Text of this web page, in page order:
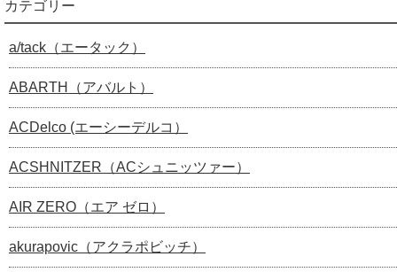
カテゴリー
a/tack（エータック）
ABARTH（アバルト）
ACDelco (エーシーデルコ）
ACSHNITZER（ACシュニッツァー）
AIR ZERO（エア ゼロ）
akurapovic（アクラポビッチ）